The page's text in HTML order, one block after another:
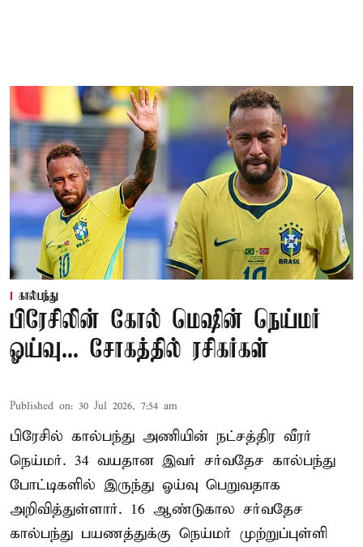
கால்பந்து
பிரேசிலின் கோல் மெஷின் நெய்மர்
ஓய்வு... சோகத்தில் ரசிகர்கள்
Published on: 30 Jul 2026, 7:54 am
பிரேசில் கால்பந்து அணியின் நட்சத்திர வீரர்
நெய்மர். 34 வயதான இவர் சர்வதேச கால்பந்து
போட்டிகளில் இருந்து ஓய்வு பெறுவதாக
அறிவித்துள்ளார். 16 ஆண்டுகால சர்வதேச
கால்பந்து பயணத்துக்கு நெய்மர் முற்றுப்புள்ளி